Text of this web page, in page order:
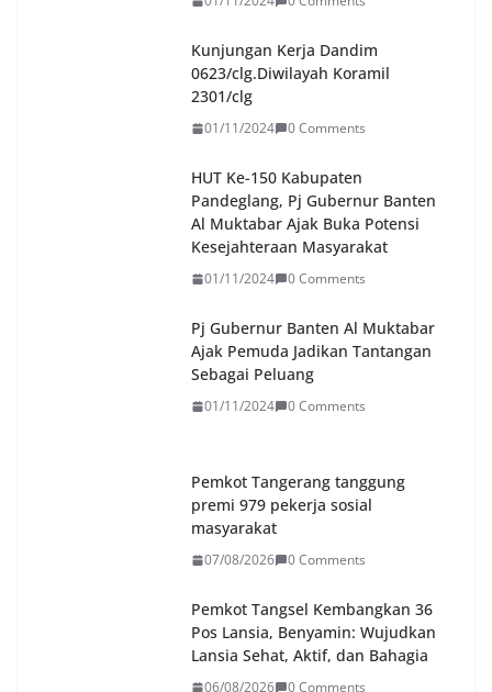
Kunjungan Kerja Dandim
0623/clg.Diwilayah Koramil
2301/clg
01/11/2024 0 Comments
HUT Ke-150 Kabupaten
Pandeglang, Pj Gubernur Banten
Al Muktabar Ajak Buka Potensi
Kesejahteraan Masyarakat
01/11/2024 0 Comments
Pj Gubernur Banten Al Muktabar
Ajak Pemuda Jadikan Tantangan
Sebagai Peluang
01/11/2024 0 Comments
Pemkot Tangerang tanggung
premi 979 pekerja sosial
masyarakat
07/08/2026 0 Comments
Pemkot Tangsel Kembangkan 36
Pos Lansia, Benyamin: Wujudkan
Lansia Sehat, Aktif, dan Bahagia
06/08/2026 0 Comments